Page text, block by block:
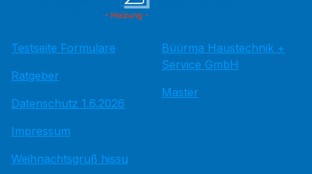
Testseite Formulare
Ratgeber
Datenschutz 1.6.2026
Impressum
Weihnachtsgruß hissu
Büürma Haustechnik +
Service GmbH
Master